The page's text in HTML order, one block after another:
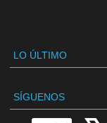
LO ÚLTIMO
SÍGUENOS